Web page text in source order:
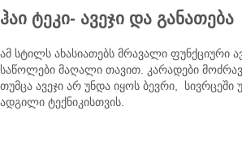
ჰაი ტეკი- ავეჯი და განათება
ამ სტილს ახასიათებს მრავალი ფუნქციური
საწოლები მაღალი თავით. კარადები
თუმცა ავეჯი არ უნდა იყოს ბევრი,
ადგილი ტექნიკისთვის.